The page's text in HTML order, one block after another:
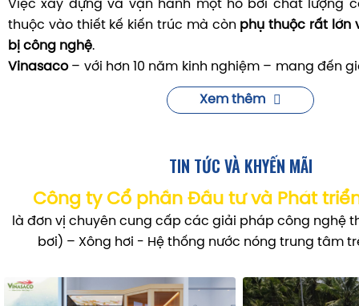
Việc xây dựng và vận hành một hồ bơi chất lượng
thuộc vào thiết kế kiến trúc mà còn phụ thuộc rất lớn
bị công nghệ.
Vinasaco– với hơn 10 năm kinh nghiệm – mang đến
chính hãng, hỗ trợthiết kế – lắp đặt –
cho mọi công trình từ
hồ bơi gia đình, biệt thự
Xem thêm
TIN TỨC VÀ KHYẾN MÃI
Công ty Cổ phần Đầu tư và Phát
là đơn vị chuyên cung cấp các giải pháp công nghệ
bơi) – Xông hơi - Hệ thống nước nóng trung tâm